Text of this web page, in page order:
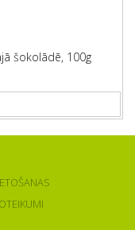
šokolādē, 100g